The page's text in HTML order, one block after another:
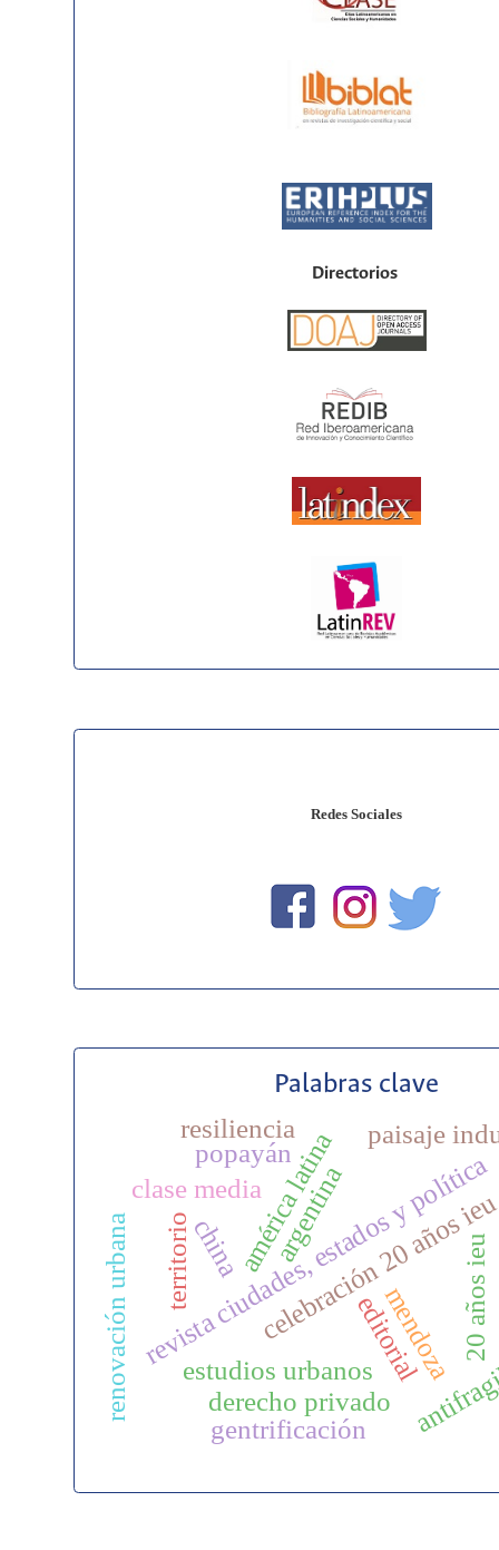
Directorios
Redes Sociales
Palabras clave
editorial
revista ciudades, estados y política
celebración 20 años
estudios urbanos
20 años ieu
américa latina paisaje
renovación urbana argentina
clase media
mendoza
popayán
resiliencia
derecho privado
china
territorio
gentrificación